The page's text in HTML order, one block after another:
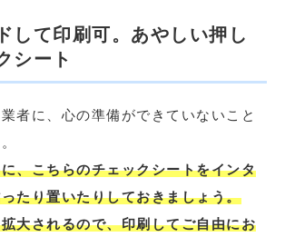
して印刷可。あやしい押し
シート
者に、心の準備ができていないこと
、こちらのチェックシートをインタ
たり置いたりしておきましょう。
大されるので、印刷してご自由にお